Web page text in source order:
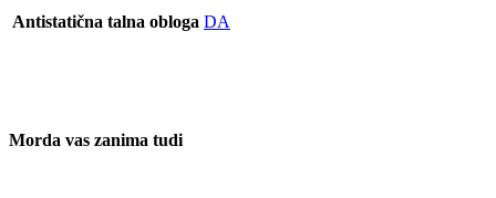
Antistatična talna obloga DA
Morda vas zanima tudi